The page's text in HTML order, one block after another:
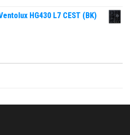
HG430 L7 CEST (BK)